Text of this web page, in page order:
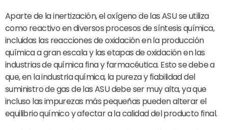
Aparte de la inertización, el oxígeno de las ASU se utiliza
como reactivo en diversos procesos de síntesis química,
incluidas las reacciones de oxidación en la producción
química a gran escala y las etapas de oxidación en las
industrias de química fina y farmacéutica. Esto se debe a
que, en la industria química, la pureza y fiabilidad del
suministro de gas de las ASU debe ser muy alta, ya que
incluso las impurezas más pequeñas pueden alterar el
equilibrio químico y afectar a la calidad del producto final.